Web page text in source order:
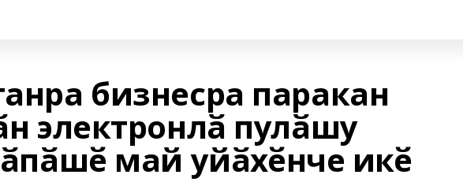
бизнесра паракан
электронлӑ пулӑшу
май уйӑхӗнче икӗ